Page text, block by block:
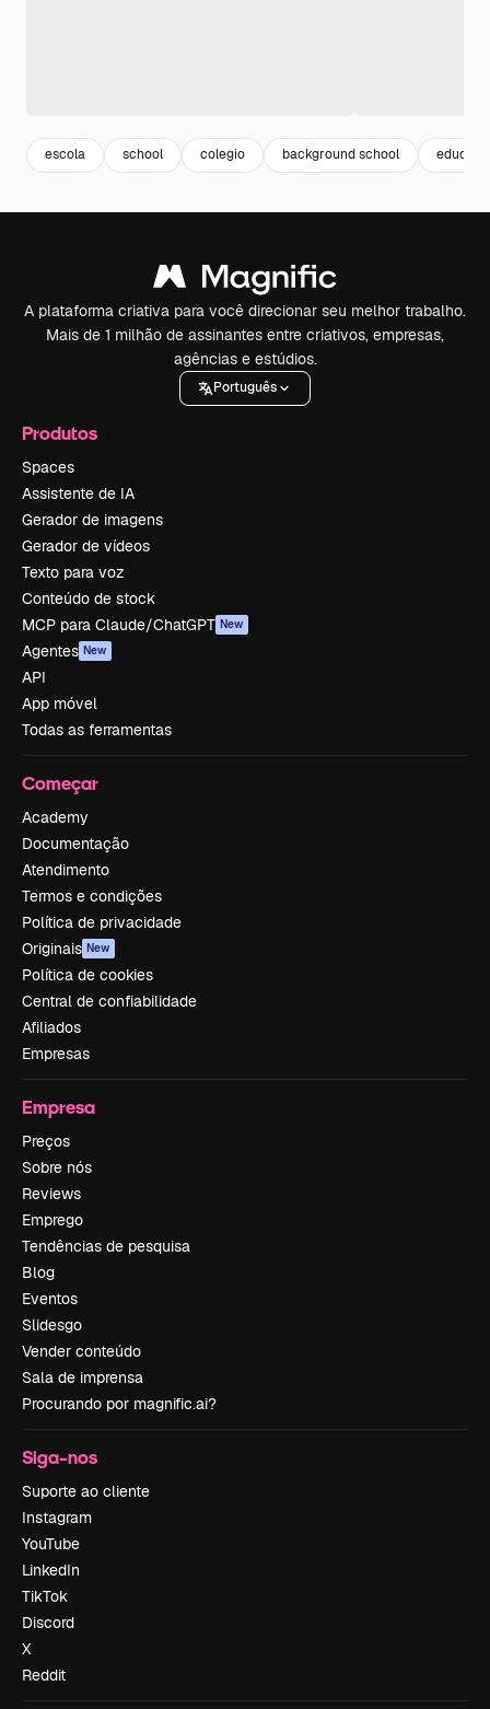
escola school colegio background school
A plataforma criativa para você direcionar seu melhor trabalho.
Mais de 1 milhão de assinantes entre criativos, empresas,
agências e estúdios.
Português
Produtos
Spaces
Assistente de IA
Gerador de imagens
Gerador de vídeos
Texto para voz
Conteúdo de stock
MCP para Claude/ChatGPT New
Agentes New
API
App móvel
Todas as ferramentas
Começar
Academy
Documentação
Atendimento
Termos e condições
Política de privacidade
Originais New
Política de cookies
Central de confiabilidade
Afiliados
Empresas
Empresa
Preços
Sobre nós
Reviews
Emprego
Tendências de pesquisa
Blog
Eventos
Slidesgo
Vender conteúdo
Sala de imprensa
Procurando por magnific.ai?
Siga-nos
Suporte ao cliente
Instagram
YouTube
LinkedIn
TikTok
Discord
X
Reddit